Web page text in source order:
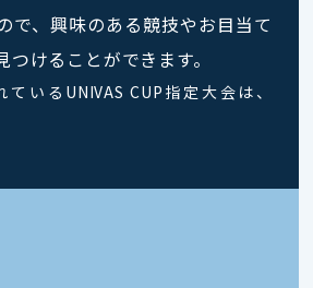
で、興味のある競技やお目当て
けることができます。
いるUNIVAS CUP指定大会は、